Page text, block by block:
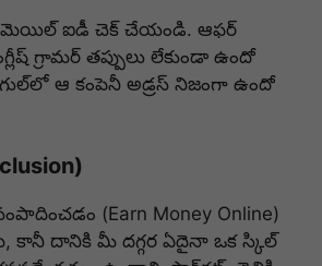
ఐడీ చెక్ చేయండి. ఆఫర్
గ్రామర్ తప్పులు లేకుండా ఉందో
ఆ కంపెనీ అడ్రస్ నిజంగా ఉందో
(Earn Money Online)
కానీ దానికి మీ దగ్గర ఏదైనా ఒక స్కిల్